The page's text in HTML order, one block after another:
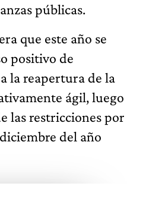
públicas.
que este año se
positivo de
la reapertura de la
ágil, luego
las restricciones por
del año